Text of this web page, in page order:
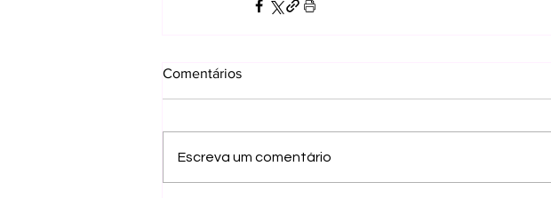
Comentários
Escreva um comentário